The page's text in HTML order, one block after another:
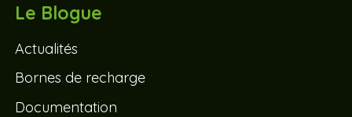
Le Blogue
Actualités
Bornes de recharge
Documentation